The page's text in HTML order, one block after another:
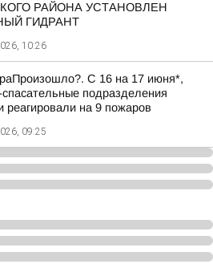
РАЙОНА УСТАНОВЛЕН
ГИДРАНТ
10:26
С 16 на 17 июня*,
подразделения
реагировали на 9 пожаров
09:25